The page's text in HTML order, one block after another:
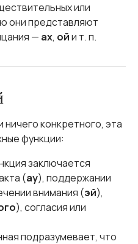
или
они представляют
— ах, ойи т. п.
конкретного, эта
функции:
заключается
(ау), поддержании
внимания (эй),
), согласия или
подразумевает, что